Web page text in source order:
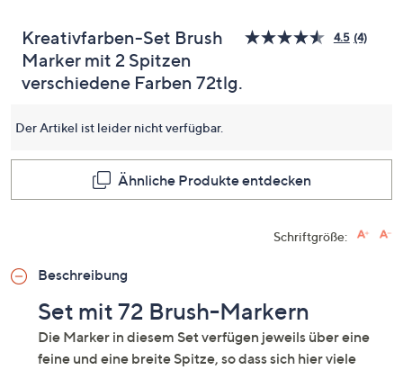
diese
anzuzeigen.
Kreativfarben-Set Brush
Marker mit 2 Spitzen
verschiedene Farben 72tlg.
4.5 4
(4)
Der Artikel ist leider nicht verfügbar.
Ähnliche Produkte entdecken
Schriftgröße:
Beschreibung
Set mit 72 Brush-Markern
Die Marker in diesem Set verfügen jeweils über eine
feine und eine breite Spitze, so dass sich hier viele